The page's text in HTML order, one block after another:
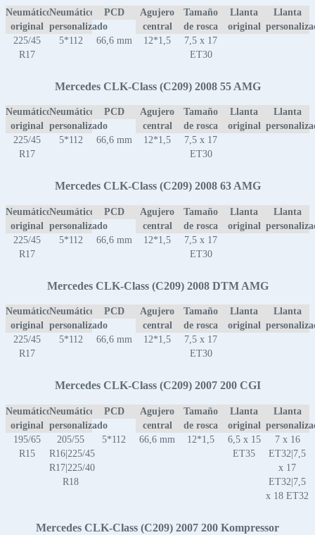
Neumático
original
Neumático
personalizado
PCD
Agujero
central
Tamaño
de rosca
Llanta
original
Llanta
225/45
R17
5*112 66,6 mm 12*1,5
7,5 x 17
ET30
Mercedes CLK-Class (C209) 2008 55 AMG
Neumático
original
Neumático
personalizado
PCD
Agujero
central
Tamaño
de rosca
Llanta
original
Llanta
225/45
R17
5*112 66,6 mm 12*1,5
7,5 x 17
ET30
Mercedes CLK-Class (C209) 2008 63 AMG
Neumático
original
Neumático
personalizado
PCD
Agujero
central
Tamaño
de rosca
Llanta
original
Llanta
225/45
R17
5*112 66,6 mm 12*1,5
7,5 x 17
ET30
Mercedes CLK-Class (C209) 2008 DTM AMG
Neumático
original
Neumático
personalizado
PCD
Agujero
central
Tamaño
de rosca
Llanta
original
Llanta
225/45
R17
5*112 66,6 mm 12*1,5
7,5 x 17
ET30
Mercedes CLK-Class (C209) 2007 200 CGI
Neumático
original
Neumático
personalizado
PCD
Agujero
central
Tamaño
de rosca
Llanta
original
Llanta
195/65
R15
205/55
R16|225/45
R17|225/40
R18
5*112 66,6 mm 12*1,5
6,5 x 15
ET35
7 x 16
ET32|7,5
x 17
ET32|7,5
x 18 ET32
Mercedes CLK-Class (C209) 2007 200 Kompressor